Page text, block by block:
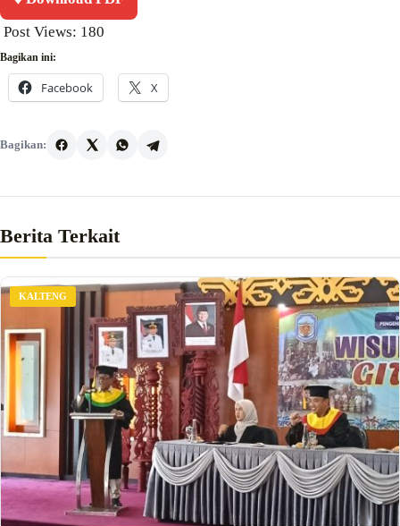
Post Views: 180
Bagikan ini:
Facebook X
Bagikan:
Berita Terkait
KALTENG